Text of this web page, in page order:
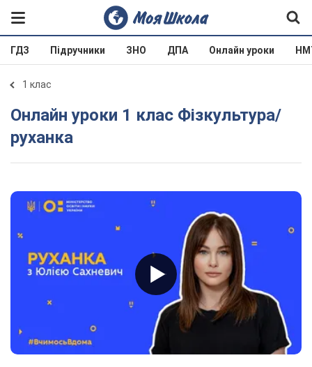
ГДЗ Підручники ЗНО ДПА Онлайн уроки
1 клас
Онлайн уроки 1 клас Фізкультура/
руханка